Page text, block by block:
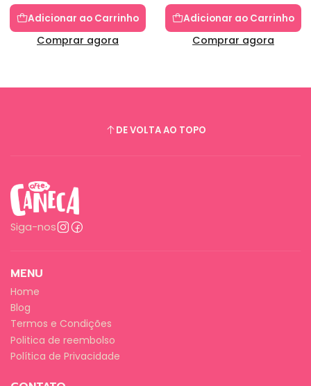
Adicionar ao Carrinho
Comprar agora
Adicionar ao Carrinho
Comprar agora
DE VOLTA AO TOPO
Siga-nos
MENU
Home
Blog
Termos e Condições
Politica de reembolso
Política de Privacidade